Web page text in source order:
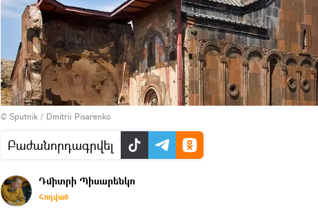
© Sputnik / Dmitrii Pisarenko
Բաժանորդագրվել
Դմիտրի Պիսարենկո
Հոդված